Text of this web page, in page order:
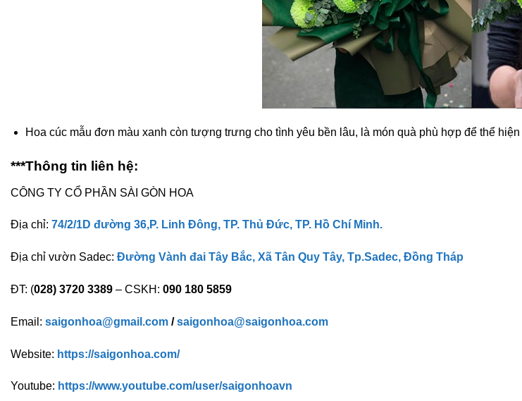
Hoa cúc mẫu đơn màu xanh còn tượng trưng cho tình yêu bền lâu, là món quà phù hợp để thể
***Thông tin liên hệ:
CÔNG TY CỔ PHẦN SÀI GÒN HOA
Địa chỉ: 74/2/1D đường 36,P. Linh Đông, TP. Thủ Đức, TP. Hồ Chí Minh.
Địa chỉ vườn Sadec: Đường Vành đai Tây Bắc, Xã Tân Quy Tây, Tp.Sadec, Đồng Tháp
ĐT: (028) 3720 3389 – CSKH: 090 180 5859
Email: saigonhoa@gmail.com /saigonhoa@saigonhoa.com
Website: https://saigonhoa.com/
Youtube: https://www.youtube.com/user/saigonhoavn